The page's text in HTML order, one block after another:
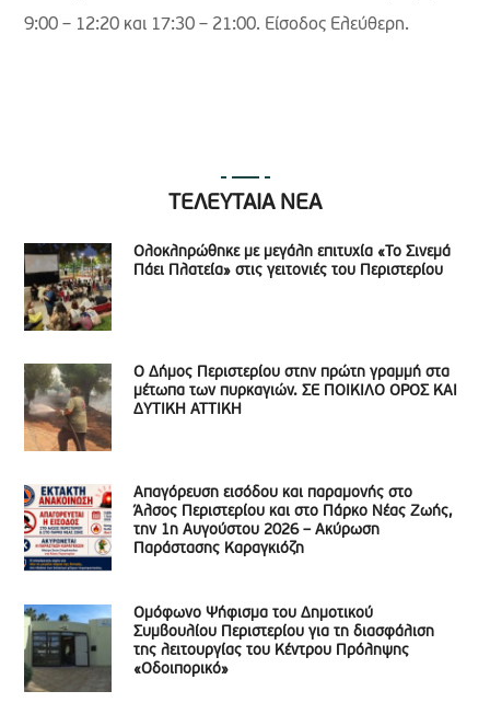
9:00 – 12:20 και 17:30 – 21:00. Είσοδος Ελεύθερη.
ΤΕΛΕΥΤΑΙΑ ΝΕΑ
Ολοκληρώθηκε με μεγάλη επιτυχία «Το Σινεμά
Πάει Πλατεία» στις γειτονιές του Περιστερίου
Ο Δήμος Περιστερίου στην πρώτη γραμμή στα
μέτωπα των πυρκαγιών. ΣΕ ΠΟΙΚΙΛΟ ΟΡΟΣ ΚΑΙ
ΔΥΤΙΚΗ ΑΤΤΙΚΗ
Απαγόρευση εισόδου και παραμονής στο
Άλσος Περιστερίου και στο Πάρκο Νέας Ζωής,
την 1η Αυγούστου 2026 – Ακύρωση
Παράστασης Καραγκιόζη
Ομόφωνο Ψήφισμα του Δημοτικού
Συμβουλίου Περιστερίου για τη διασφάλιση
της λειτουργίας του Κέντρου Πρόληψης
«Οδοιπορικό»